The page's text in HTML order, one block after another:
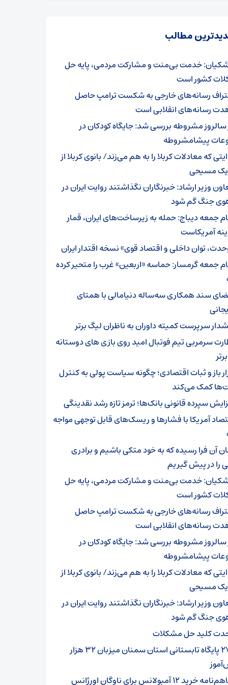
مطالب
خدمت بی‌منت و مشارکت مردمی، پایه حل
کشور است
رسانه‌های خارجی به شکست ترامپ حاصل
رسانه‌های انقلابی است
سالروز مشروطه بررسی شد: جایگاه کودکان در
پیشامشروطه
که معادلات کربلا را به هم می‌زند/ بانوی کربلا از
یک مسیحی
وزیر ارشاد: خبرنگاران نگذاشتند روایت ایران در
جنگ گم شود
جمعه دیباج: حمله به زیرساخت‌های ایران، قمار
آمریکاست
توان داخلی و اقتصاد قوی» نسخه اقتدار ایران
جمعه گرمسار: حماسه «اربعین» غرب را متحیر کرده
سند همکاری سه‌ساله دنیامالی با همتای
سرپرست ‌کمیته داوران به ناظران لیگ برتر
سرمربی تیم‌ فوتبال امید روی بازی های دوستانه
باز و ثبات اقتصادی؛ چگونه سیاست پولی به کنترل
کمک می‌کند
سپرده قانونی بانک‌ها؛ ترمز تازه رشد نقدینگی
آمریکا با فشارها و ریسک‌های قابل توجهی مواجه
آن فرا رسیده که به خود متکی باشیم و برادری
را در پیش گیریم
خدمت بی‌منت و مشارکت مردمی، پایه حل
کشور است
رسانه‌های خارجی به شکست ترامپ حاصل
رسانه‌های انقلابی است
سالروز مشروطه بررسی شد: جایگاه کودکان در
پیشامشروطه
که معادلات کربلا را به هم می‌زند/ بانوی کربلا از
یک مسیحی
وزیر ارشاد: خبرنگاران نگذاشتند روایت ایران در
جنگ گم شود
کلید حل مشکلات
۲۷۹ پایگاه تابستانی استان سمنان میزبان ۳۲ هزار
تفاهم‌نامه خرید ۱۲ آمبولانس برای ناوگان اورژانس